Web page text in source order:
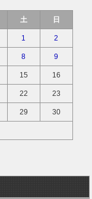
土 日
1 2
8 9
15 16
22 23
29 30